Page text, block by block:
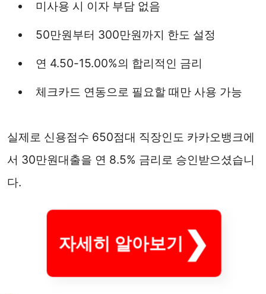
미사용 시 이자 부담 없음
50만원부터 300만원까지 한도 설정
연 4.50-15.00%의 합리적인 금리
체크카드 연동으로 필요할 때만 사용 가능
실제로 신용점수 650점대 직장인도 카카오뱅크에
서 30만원대출을 연 8.5% 금리로 승인받으셨습니
다.
자세히 알아보기